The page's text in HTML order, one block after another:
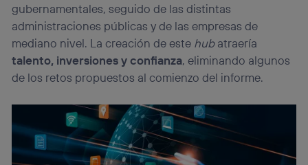
gubernamentales, seguido de las distintas
administraciones públicas y de las empresas de
mediano nivel. La creación de este hubatraería
talento, inversiones y confianza, eliminando algunos
de los retos propuestos al comienzo del informe.